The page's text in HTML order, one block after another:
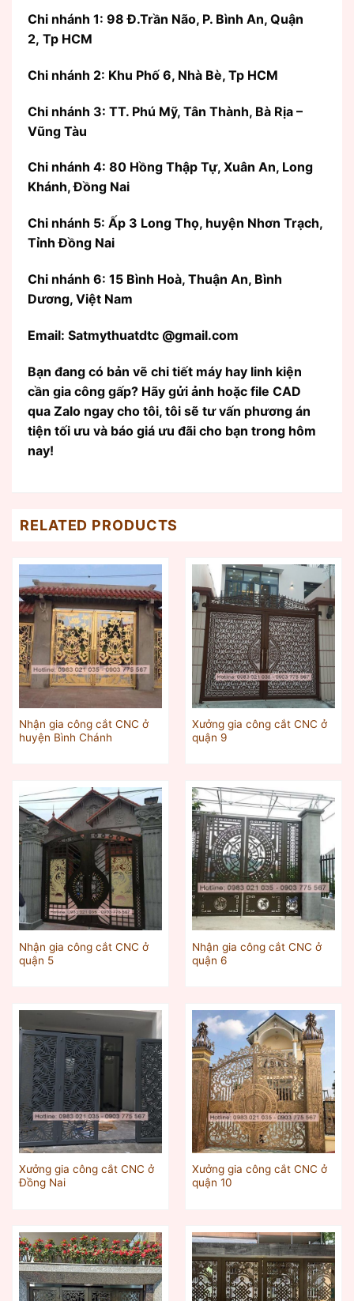
Chi nhánh 1: 98 Đ.Trần Não, P. Bình An, Quận
2, Tp HCM
Chi nhánh 2: Khu Phố 6, Nhà Bè, Tp HCM
Chi nhánh 3: TT. Phú Mỹ, Tân Thành, Bà Rịa –
Vũng Tàu
Chi nhánh 4: 80 Hồng Thập Tự, Xuân An, Long
Khánh, Đồng Nai
Chi nhánh 5: Ấp 3 Long Thọ, huyện Nhơn Trạch,
Tỉnh Đồng Nai
Chi nhánh 6: 15 Bình Hoà, Thuận An, Bình
Dương, Việt Nam
Email: Satmythuatdtc @gmail.com
Bạn đang có bản vẽ chi tiết máy hay linh kiện
cần gia công gấp? Hãy gửi ảnh hoặc file CAD
qua Zalo ngay cho tôi, tôi sẽ tư vấn phương án
tiện tối ưu và báo giá ưu đãi cho bạn trong hôm
nay!
RELATED PRODUCTS
Nhận gia công cắt CNC ở
huyện Bình Chánh
Xưởng gia công cắt CNC ở
quận 9
Nhận gia công cắt CNC ở
quận 5
Nhận gia công cắt CNC ở
quận 6
Xưởng gia công cắt CNC ở
Đồng Nai
Xưởng gia công cắt CNC ở
quận 10